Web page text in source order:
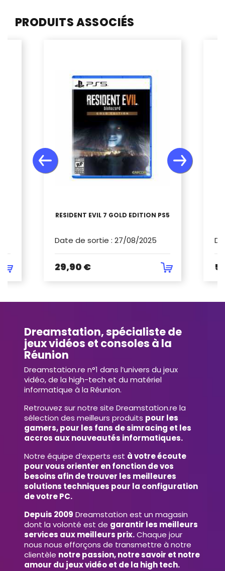
PRODUITS ASSOCIÉS
RESIDENT EVIL 7 GOLD EDITION PS5
Date de sortie : 27/08/2025
29,90 €
Dreamstation, spécialiste de
jeux vidéos et consoles à la
Réunion
Dreamstation.re n°1 dans l’univers du jeux
vidéo, de la high-tech et du matériel
informatique à la Réunion.
Retrouvez sur notre site Dreamstation.re la
sélection des meilleurs produits pour les
gamers, pour les fans de simracing et les
accros aux nouveautés informatiques.
Notre équipe d’experts est à votre écoute
pour vous orienter en fonction de vos
besoins afin de trouver les meilleures
solutions techniques pour la configuration
de votre PC.
Depuis 2009 Dreamstation est un magasin
dont la volonté est de garantir les meilleurs
services aux meilleurs prix.Chaque jour
nous nous efforçons de transmettre à notre
clientèle notre passion, notre savoir et notre
amour du jeux vidéo et de la high tech.